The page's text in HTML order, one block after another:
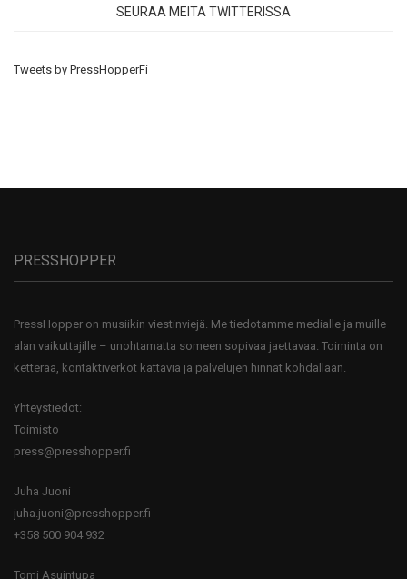
SEURAA MEITÄ TWITTERISSÄ
Tweets by PressHopperFi
PRESSHOPPER
PressHopper on musiikin viestinviejä. Me tiedotamme medialle ja muille
alan vaikuttajille – unohtamatta someen sopivaa jaettavaa. Toiminta on
ketterää, kontaktiverkot kattavia ja palvelujen hinnat kohdallaan.
Yhteystiedot:
Toimisto
press@presshopper.fi
Juha Juoni
juha.juoni@presshopper.fi
+358 500 904 932
Tomi Asuintupa